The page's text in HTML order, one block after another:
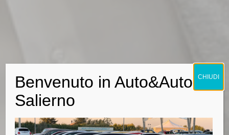
Benvenuto in Auto&Auto
Salierno
CHIUDI